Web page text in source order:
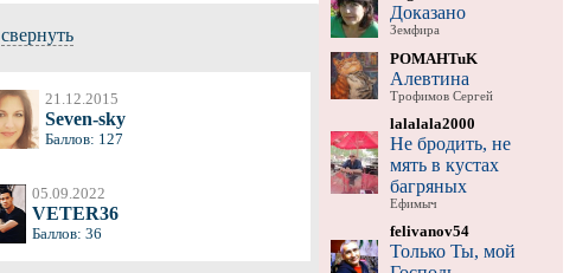
свернуть
21.12.2015
Seven-sky
Баллов: 127
05.09.2022
VETER36
Баллов: 36
Доказано
Земфира
POMAHTuK
Алевтина
Трофимов Сергей
lalalala2000
Не бродить, не
мять в кустах
багряных
Ефимыч
felivanov54
Только Ты, мой